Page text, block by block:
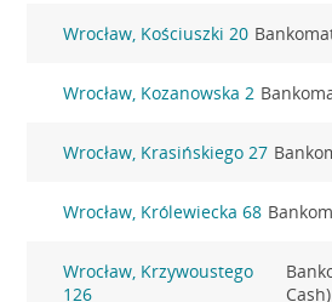
Wrocław, Kościuszki 20
Wrocław, Kozanowska 2
Wrocław, Krasińskiego 27
Wrocław, Królewiecka 68
Wrocław, Krzywoustego
126
Cash)